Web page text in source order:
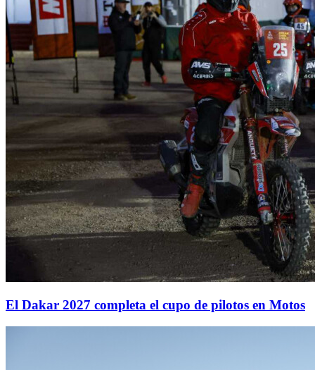
El Dakar 2027 completa el cupo de pilotos en Motos